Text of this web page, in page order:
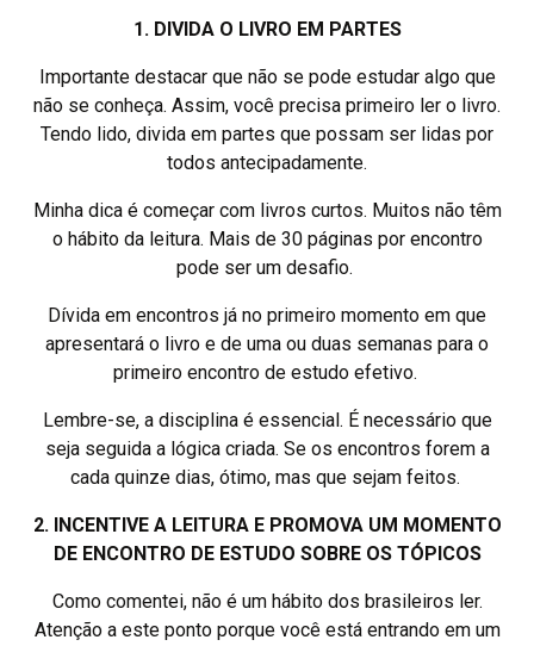
1. DIVIDA O LIVRO EM PARTES
Importante destacar que não se pode estudar algo que
não se conheça. Assim, você precisa primeiro ler o livro.
Tendo lido, divida em partes que possam ser lidas por
todos antecipadamente.
Minha dica é começar com livros curtos. Muitos não têm
o hábito da leitura. Mais de 30 páginas por encontro
pode ser um desafio.
Dívida em encontros já no primeiro momento em que
apresentará o livro e de uma ou duas semanas para o
primeiro encontro de estudo efetivo.
Lembre-se, a disciplina é essencial. É necessário que
seja seguida a lógica criada. Se os encontros forem a
cada quinze dias, ótimo, mas que sejam feitos.
2. INCENTIVE A LEITURA E PROMOVA UM MOMENTO
DE ENCONTRO DE ESTUDO SOBRE OS TÓPICOS
Como comentei, não é um hábito dos brasileiros ler.
Atenção a este ponto porque você está entrando em um